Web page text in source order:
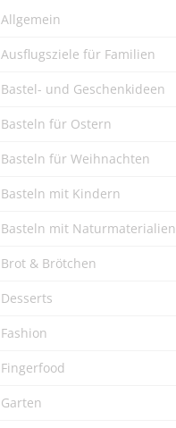
Allgemein
Ausflugsziele für Familien
Bastel- und Geschenkideen
Basteln für Ostern
Basteln für Weihnachten
Basteln mit Kindern
Basteln mit Naturmaterialien
Brot & Brötchen
Desserts
Fashion
Fingerfood
Garten